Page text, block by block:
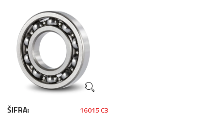
ŠIFRA: 16015 C3